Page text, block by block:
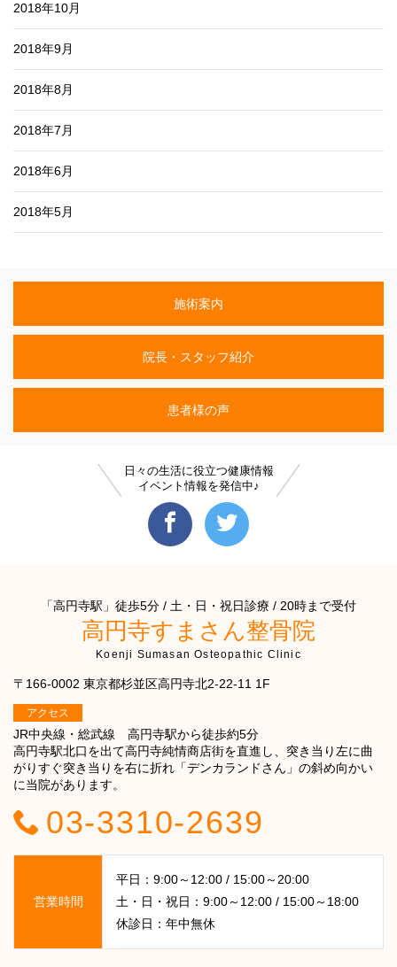
2018年10月
2018年9月
2018年8月
2018年7月
2018年6月
2018年5月
施術案内
院長・スタッフ紹介
患者様の声
日々の生活に役立つ健康情報
イベント情報を発信中♪
「高円寺駅」徒歩5分 / 土・日・祝日診療 / 20時まで受付
高円寺すまさん整骨院
Koenji Sumasan Osteopathic Clinic
〒166-0002 東京都杉並区高円寺北2-22-11 1F
アクセス
JR中央線・総武線 高円寺駅から徒歩約5分
高円寺駅北口を出て高円寺純情商店街を直進し、突き当り左に曲
がりすぐ突き当りを右に折れ「デンカランドさん」の斜め向かい
に当院があります。
03-3310-2639
営業時間
平日：9:00～12:00 / 15:00～20:00
土・日・祝日：9:00～12:00 / 15:00～18:00
休診日：年中無休